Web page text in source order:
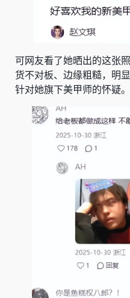
可网友看了她晒出的这张
货不对板、边缘粗糙，明
针对她旗下美甲师的怀疑。